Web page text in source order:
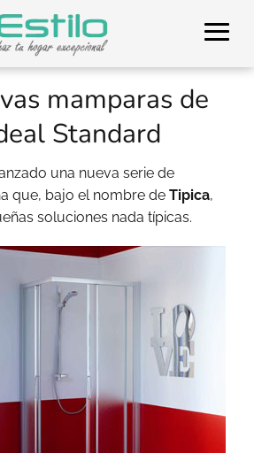
mamparas de
Standard
una nueva serie de
que, bajo el nombre de Tipica,
soluciones nada típicas.